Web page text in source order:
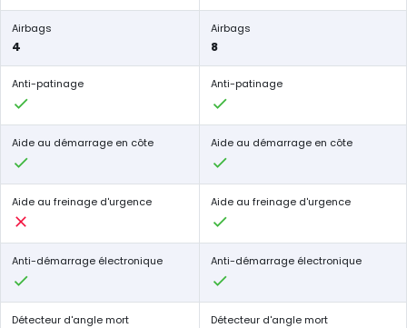
Airbags
4
Airbags
8
Anti-patinage Anti-patinage
Aide au démarrage en côte Aide au démarrage en côte
Aide au freinage d'urgence Aide au freinage d'urgence
Anti-démarrage électronique Anti-démarrage électronique
Détecteur d'angle mort Détecteur d'angle mort